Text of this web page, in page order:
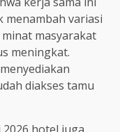
menambah variasi
masyarakat
meningkat.
diakses tamu